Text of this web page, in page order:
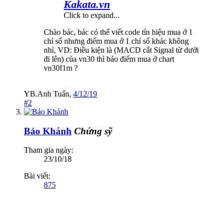
Kakata.vn
Click to expand...
Chào bác, bác có thể viết code tín hiệu mua ở 1
chỉ số nhưng điểm mua ở 1 chỉ số khác không
nhỉ, VD: Điều kiện là (MACD cắt Signal từ dưới
đi lên) của vn30 thì báo điểm mua ở chart
vn30f1m ?
YB.Anh Tuấn, 4/12/19
#2
Bảo Khánh Chứng sỹ
Tham gia ngày:
23/10/18
Bài viết:
875